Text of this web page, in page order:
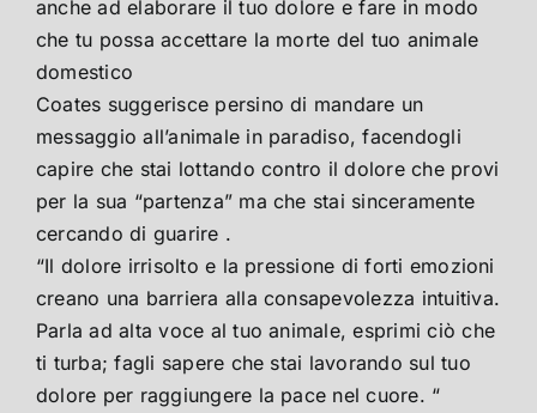
anche ad elaborare il tuo dolore e fare in modo
che tu possa accettare la morte del tuo animale
domestico
Coates suggerisce persino di mandare un
messaggio all’animale in paradiso, facendogli
capire che stai lottando contro il dolore che provi
per la sua “partenza” ma che stai sinceramente
cercando di guarire .
“Il dolore irrisolto e la pressione di forti emozioni
creano una barriera alla consapevolezza intuitiva.
Parla ad alta voce al tuo animale, esprimi ciò che
ti turba; fagli sapere che stai lavorando sul tuo
dolore per raggiungere la pace nel cuore. “